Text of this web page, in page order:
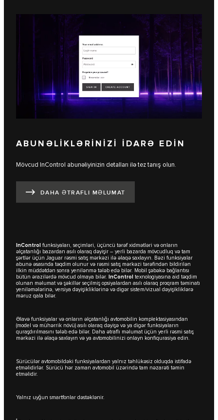
ABUNƏLİKLƏRİNİZİ İDARƏ EDİN
Mövcud InControl abunəliyinizin detalları ilə tez tanış olun.
DAHA ƏTRAFLI MƏLUMAT
InControl funksiyaları, seçimləri, üçüncü tərəf xidmətləri və onların
əlçatanlığı bazardan asılı olaraq dəyişir – yerli bazarda mövcudluq və tam
şərtlər üçün Jaguar rəsmi satış mərkəzi ilə əlaqə saxlayın. Bəzi funksiyalar
abunə əsasında təqdim olunur və rəsmi satış mərkəzi tərəfindən bildirilən
ilkin müddətdən sonra yenilənmə tələb edə bilər. Mobil şəbəkə bağlantısı
bütün ərazilərdə mövcud olmaya bilər. InControl texnologiyasına aid təqdim
olunan məlumat və şəkillər seçilmiş opsiyalardan asılı olaraq proqram təminatı
yeniləmələrinə, versiya dəyişikliklərinə və digər sistem/vizual dəyişikliklərə
məruz qala bilər.
Əlavə funksiyalar və onların əlçatanlığı avtomobilin komplektasiyasından
(model və mühərrik növü) asılı olaraq dəyişə və ya digər funksiyaların
quraşdırılmasını tələb edə bilər. Daha ətraflı məlumat üçün yerli rəsmi satış
mərkəzi ilə əlaqə saxlayın və ya avtomobilinizi onlayn konfiqurasiya edin.
Sürücülər avtomobildəki funksiyalardan yalnız təhlükəsiz olduqda istifadə
etməlidirlər. Sürücü hər zaman avtomobil üzərində tam nəzarəti təmin
etməlidir.
Yalnız uyğun smartfonlar dəstəklənir.